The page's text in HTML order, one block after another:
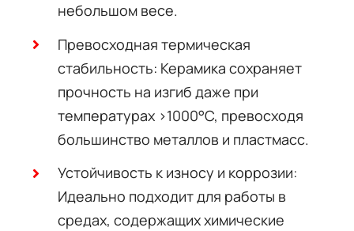
небольшом весе.
Превосходная термическая
стабильность: Керамика сохраняет
прочность на изгиб даже при
температурах >1000°C, превосходя
большинство металлов и пластмасс.
Устойчивость к износу и коррозии:
Идеально подходит для работы в
средах, содержащих химические